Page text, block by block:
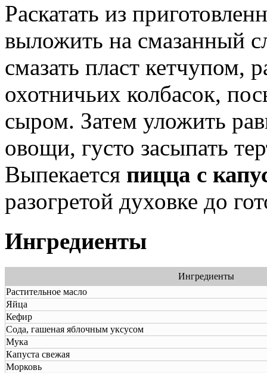
Раскатать из
выложить на смазанный
смазать пласт кетчупом,
охотничьих колбасок,
сыром. Затем уложить
овощи, густо засыпать
Выпекается пицца с
разогретой духовке до
Ингредиенты
Ингредиенты
Растительное мacлo
Яйца
Кефир
Сода, гашеная яблочным уксусом
Мука
Капуста свежая
Морковь